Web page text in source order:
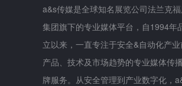
a&s传媒是全球知名展览公司法兰克
集团旗下的专业媒体平台，自1994年
立以来，一直专注于安全&自动化产业
产品、技术及市场趋势的专业媒体传
牌服务。从安全管理到产业数字化，